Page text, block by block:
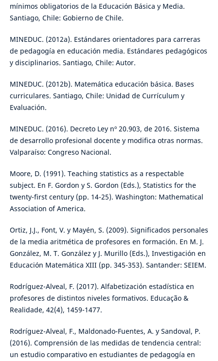
mínimos obligatorios de la Educación Básica y Media.
Santiago, Chile: Gobierno de Chile.
MINEDUC. (2012a). Estándares orientadores para carreras
de pedagogía en educación media. Estándares pedagógicos
y disciplinarios. Santiago, Chile: Autor.
MINEDUC. (2012b). Matemática educación básica. Bases
curriculares. Santiago, Chile: Unidad de Currículum y
Evaluación.
MINEDUC. (2016). Decreto Ley nº 20.903, de 2016. Sistema
de desarrollo profesional docente y modifica otras normas.
Valparaíso: Congreso Nacional.
Moore, D. (1991). Teaching statistics as a respectable
subject. En F. Gordon y S. Gordon (Eds.), Statistics for the
twenty-first century (pp. 14-25). Washington: Mathematical
Association of America.
Ortiz, J.J., Font, V. y Mayén, S. (2009). Significados personales
de la media aritmética de profesores en formación. En M. J.
González, M. T. González y J. Murillo (Eds.), Investigación en
Educación Matemática XIII (pp. 345-353). Santander: SEIEM.
Rodríguez-Alveal, F. (2017). Alfabetización estadística en
profesores de distintos niveles formativos. Educação &
Realidade, 42(4), 1459-1477.
Rodríguez-Alveal, F., Maldonado-Fuentes, A. y Sandoval, P.
(2016). Comprensión de las medidas de tendencia central:
un estudio comparativo en estudiantes de pedagogía en